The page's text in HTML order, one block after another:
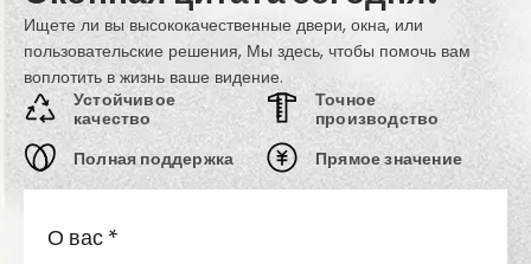
Ищете ли вы высококачественные двери, окна, или
пользовательские решения, Мы здесь, чтобы помочь вам
воплотить в жизнь ваше видение.
Устойчивое
качество
Полная поддержка
Точное
производство
Прямое значение
О вас *